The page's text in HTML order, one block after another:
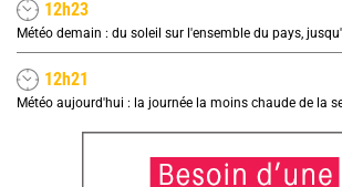
12h23
Météo demain : du soleil sur l'ensemble du pays,
12h21